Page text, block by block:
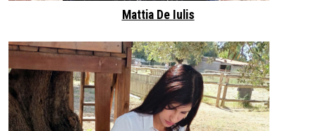
Mattia De Iulis